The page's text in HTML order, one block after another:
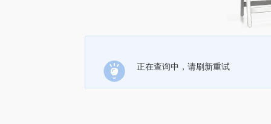
正在查询中，请刷新重试